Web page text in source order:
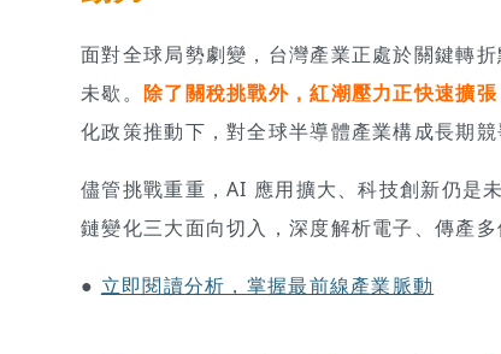
面對全球局勢劇變，台灣產業正處於關鍵轉
未歇。除了關稅挑戰外，紅潮壓力正快速擴張
化政策推動下，對全球半導體產業構成長期
儘管挑戰重重，AI 應用擴大、科技創新仍是
鏈變化三大面向切入，深度解析電子、傳產多
● 立即閱讀分析，掌握最前線產業脈動